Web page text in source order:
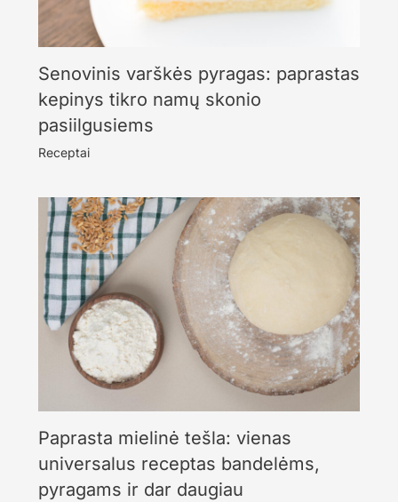
Senovinis varškės pyragas: paprastas
kepinys tikro namų skonio
pasiilgusiems
Receptai
Paprasta mielinė tešla: vienas
universalus receptas bandelėms,
pyragams ir dar daugiau